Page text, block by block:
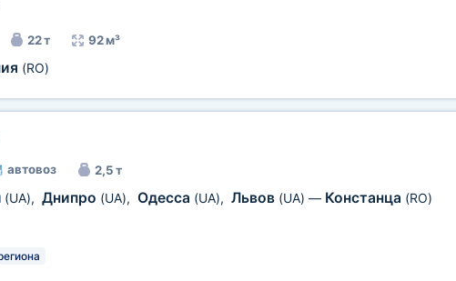
22 т 92 м³
(RO)
автовоз 2,5 т
(UA), Днипро (UA), Одесса (UA), Львов (UA) — Констанца (RO)